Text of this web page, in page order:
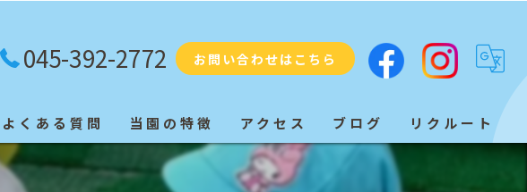
045-392-2772 お問い合わせはこちら
よくある質問
英検合格者
当園の特徴
プリスクール
アクセス ブログ リクルート